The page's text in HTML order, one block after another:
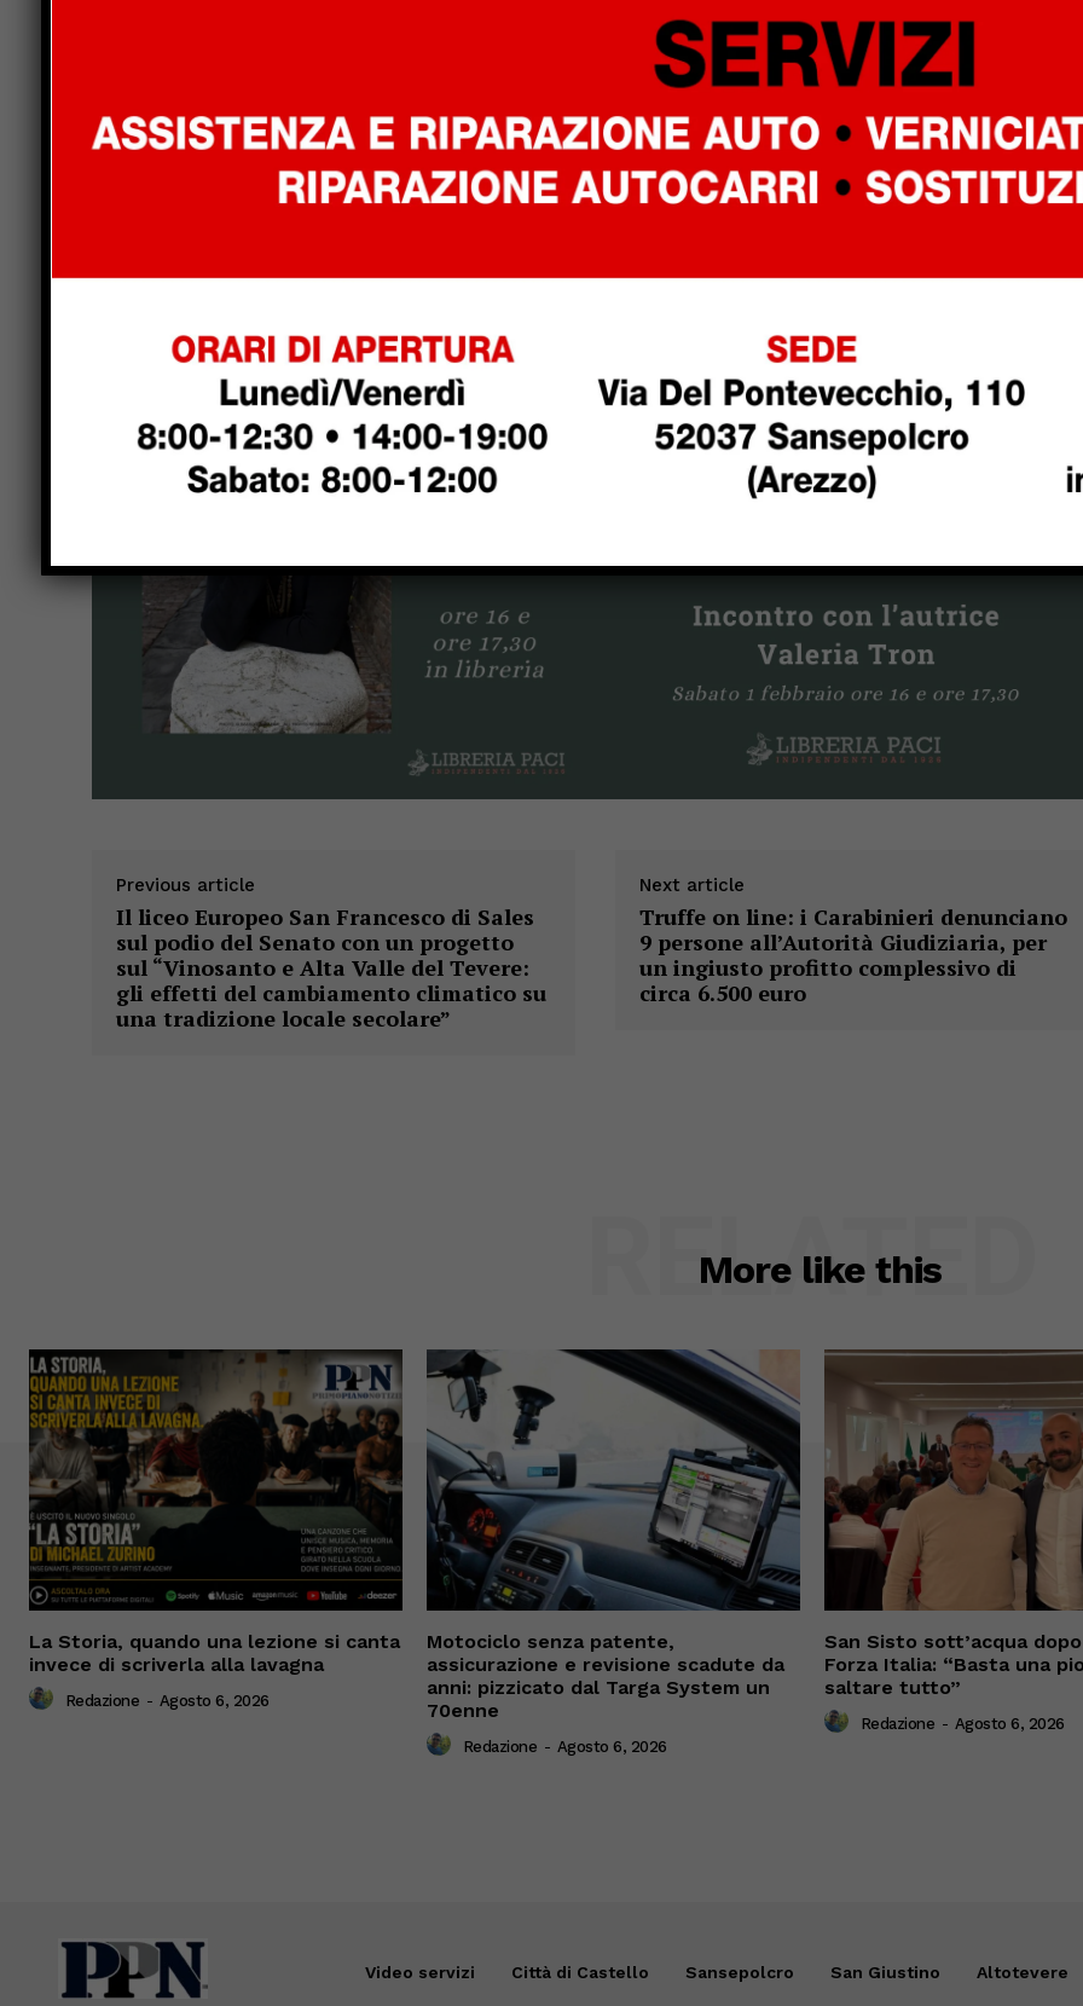
foro nella roccia è un giovane che tutti conoscono. Si chiama Lisse, senza la U, e in quella lettera
mancante è già scritta gran parte della sua vita. È ferito, eppure a far sanguinare l’animo di Lisse sono
storia, esiliato entro i confini della sua Valle. Stravolto da quell’ennesima
zoppica sulle parole, non può stare a guardare. E con lui nemmeno Mina, che ha cresciuto entrambi
Previous article
Il liceo Europeo San Francesco di Sales
sul podio del Senato con un progetto
sul “Vinosanto e Alta Valle del Tevere:
gli effetti del cambiamento climatico su
una tradizione locale secolare”
Next article
Truffe on line: i Carabinieri denunciano
9 persone all’Autorità Giudiziaria, per
un ingiusto profitto complessivo di
circa 6.500 euro
More like this
RELATED
La Storia, quando una lezione si canta
invece di scriverla alla lavagna
Redazione - Agosto 6, 2026
Motociclo senza patente,
assicurazione e revisione scadute da
anni: pizzicato dal Targa System un
70enne
Redazione - Agosto 6, 2026
San Sisto sott’acqua
Forza Italia: “Basta una
saltare tutto”
Redazione - Agosto 6, 2026
Video servizi Città di Castello Sansepolcro San Giustino Altotevere